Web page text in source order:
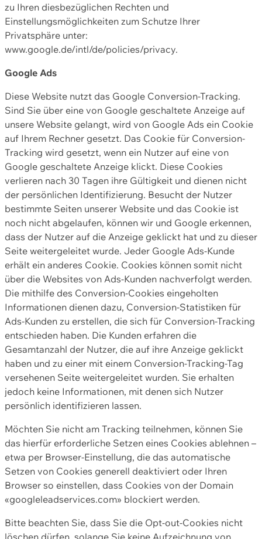
zu Ihren diesbezüglichen Rechten und
Einstellungsmöglichkeiten zum Schutze Ihrer
Privatsphäre unter:
www.google.de/intl/de/policies/privacy.
Google Ads
Diese Website nutzt das Google Conversion-Tracking.
Sind Sie über eine von Google geschaltete Anzeige auf
unsere Website gelangt, wird von Google Ads ein Cookie
auf Ihrem Rechner gesetzt. Das Cookie für Conversion-
Tracking wird gesetzt, wenn ein Nutzer auf eine von
Google geschaltete Anzeige klickt. Diese Cookies
verlieren nach 30 Tagen ihre Gültigkeit und dienen nicht
der persönlichen Identifizierung. Besucht der Nutzer
bestimmte Seiten unserer Website und das Cookie ist
noch nicht abgelaufen, können wir und Google erkennen,
dass der Nutzer auf die Anzeige geklickt hat und zu dieser
Seite weitergeleitet wurde. Jeder Google Ads-Kunde
erhält ein anderes Cookie. Cookies können somit nicht
über die Websites von Ads-Kunden nachverfolgt werden.
Die mithilfe des Conversion-Cookies eingeholten
Informationen dienen dazu, Conversion-Statistiken für
Ads-Kunden zu erstellen, die sich für Conversion-Tracking
entschieden haben. Die Kunden erfahren die
Gesamtanzahl der Nutzer, die auf ihre Anzeige geklickt
haben und zu einer mit einem Conversion-Tracking-Tag
versehenen Seite weitergeleitet wurden. Sie erhalten
jedoch keine Informationen, mit denen sich Nutzer
persönlich identifizieren lassen.
Möchten Sie nicht am Tracking teilnehmen, können Sie
das hierfür erforderliche Setzen eines Cookies ablehnen –
etwa per Browser-Einstellung, die das automatische
Setzen von Cookies generell deaktiviert oder Ihren
Browser so einstellen, dass Cookies von der Domain
«googleleadservices.com» blockiert werden.
Bitte beachten Sie, dass Sie die Opt-out-Cookies nicht